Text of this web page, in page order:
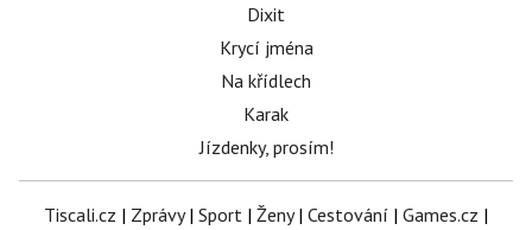
Dixit
Krycí jména
Na křídlech
Karak
Jízdenky, prosím!
Tiscali.cz | Zprávy| Sport | Ženy| Cestování | Games.cz |